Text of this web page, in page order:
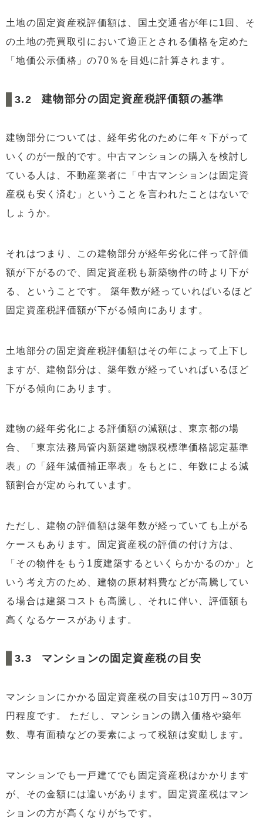
土地の固定資産税評価額は、国土交通省が年に1回、そ
の土地の売買取引において適正とされる価格を定めた
「地価公示価格」の70％を目処に計算されます。
建物部分の固定資産税評価額の基準
建物部分については、経年劣化のために年々下がって
いくのが一般的です。中古マンションの購入を検討し
ている人は、不動産業者に「中古マンションは固定資
産税も安く済む」ということを言われたことはないで
しょうか。
それはつまり、この建物部分が経年劣化に伴って評価
額が下がるので、固定資産税も新築物件の時より下が
る、ということです。 築年数が経っていればいるほど
固定資産税評価額が下がる傾向にあります。
土地部分の固定資産税評価額はその年によって上下し
ますが、建物部分は、築年数が経っていればいるほど
下がる傾向にあります。
建物の経年劣化による評価額の減額は、東京都の場
合、「東京法務局管内新築建物課税標準価格認定基準
表」の「経年減価補正率表」をもとに、年数による減
額割合が定められています。
ただし、建物の評価額は築年数が経っていても上がる
ケースもあります。固定資産税の評価の付け方は、
「その物件をもう1度建築するといくらかかるのか」と
いう考え方のため、建物の原材料費などが高騰してい
る場合は建築コストも高騰し、それに伴い、評価額も
高くなるケースがあります。
マンションの固定資産税の目安
マンションにかかる固定資産税の目安は10万円～30万
円程度です。 ただし、マンションの購入価格や築年
数、専有面積などの要素によって税額は変動します。
マンションでも一戸建てでも固定資産税はかかります
が、その金額には違いがあります。固定資産税はマン
ションの方が高くなりがちです。